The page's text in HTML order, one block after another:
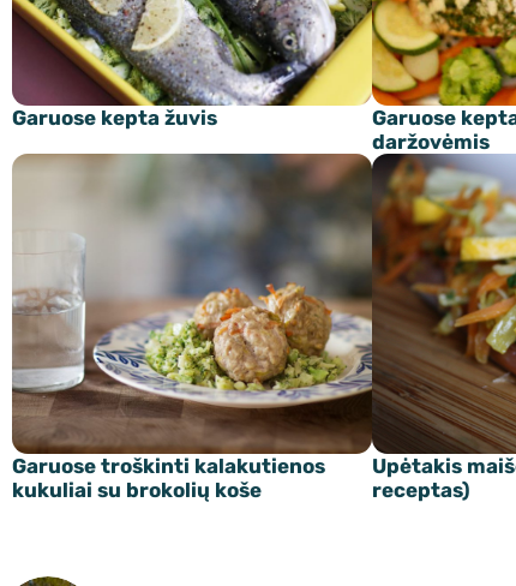
Garuose kepta žuvis
Garuose
daržovėmis
Garuose troškinti kalakutienos
kukuliai su brokolių koše
Upėtakis
receptas)